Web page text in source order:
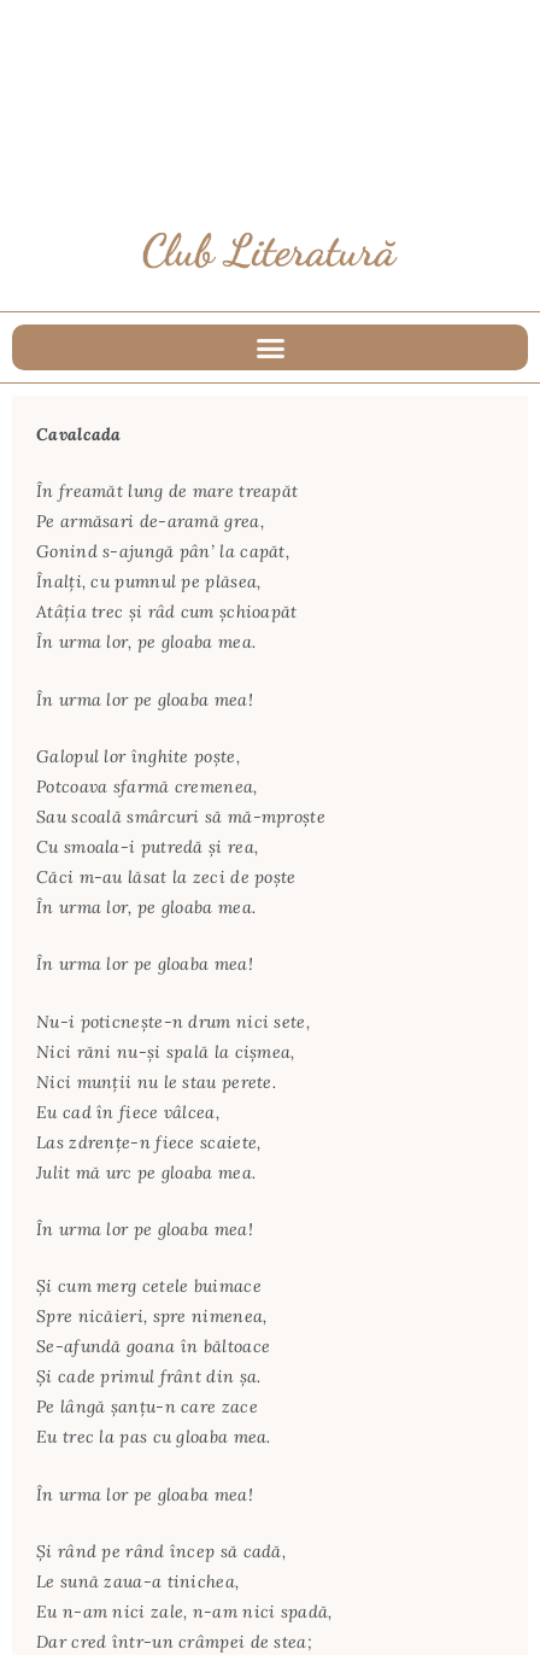
Cavalcada
În freamăt lung de mare treapăt
Pe armăsari de-aramă grea,
Gonind s-ajungă pân’ la capăt,
Înalţi, cu pumnul pe plăsea,
Atâţia trec şi râd cum şchioapăt
În urma lor, pe gloaba mea.
În urma lor pe gloaba mea!
Galopul lor înghite poşte,
Potcoava sfarmă cremenea,
Sau scoală smârcuri să mă-mproşte
Cu smoala-i putredă şi rea,
Căci m-au lăsat la zeci de poşte
În urma lor, pe gloaba mea.
În urma lor pe gloaba mea!
Nu-i poticneşte-n drum nici sete,
Nici răni nu-şi spală la cişmea,
Nici munţii nu le stau perete.
Eu cad în fiece vâlcea,
Las zdrenţe-n fiece scaiete,
Julit mă urc pe gloaba mea.
În urma lor pe gloaba mea!
Şi cum merg cetele buimace
Spre nicăieri, spre nimenea,
Se-afundă goana în băltoace
Şi cade primul frânt din şa.
Pe lângă şanţu-n care zace
Eu trec la pas cu gloaba mea.
În urma lor pe gloaba mea!
Şi rând pe rând încep să cadă,
Le sună zaua-a tinichea,
Eu n-am nici zale, n-am nici spadă,
Dar cred într-un crâmpei de stea;